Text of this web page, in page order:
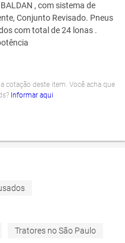
, com sistema de
Conjunto Revisado. Pneus
com total de 24 lonas .
cotação deste item. Você acha que
Informar aqui
Tratores no São Paulo